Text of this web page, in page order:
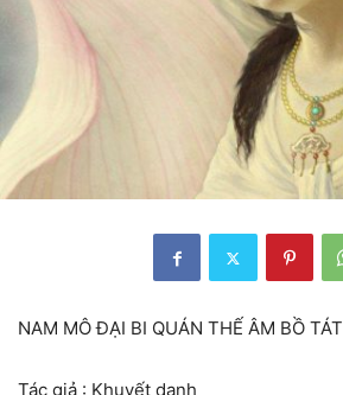
NAM MÔ ĐẠI BI QUÁN THẾ ÂM BỒ TÁT
Tác giả : Khuyết danh